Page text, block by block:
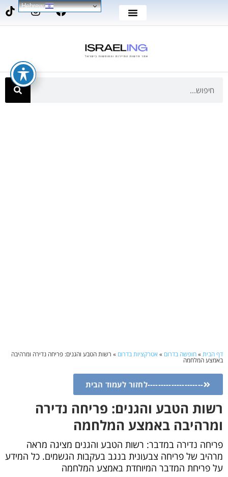
דף הבית»חופשה בדרום » אטרקציות בדרום » רשות הטבע והגנים: פריחה נדירה ומרהיבה
באמצע המלחמה
---------------------לחזור לעמוד הבית
רשות הטבע והגנים: פריחה נדירה
ומרהיבה באמצע המלחמה
פריחה נדירה במדבר: רשות הטבע והגנים מציגה מראה
מרהיב של פריחה צבעונית בנגב בעקבות הגשמים. כל המידע
על פריחת המדבר המיוחדת באמצע המלחמה
Hebrew